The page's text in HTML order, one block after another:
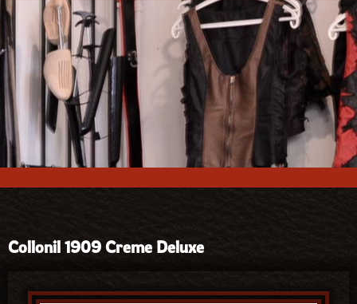
Collonil 1909 Creme Deluxe